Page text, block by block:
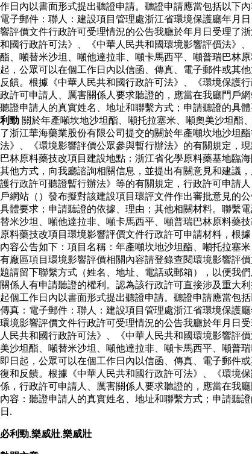
作日內以書面形式提出聽證申請。聽證申請應當包括以下
電子郵件：聯人：建設項目管理處浙江省環境保護廳年月
響評價文件行政許可受理情況的公告我廳於年月日受理了
和國行政許可法》、《中華人民共和國環境影響評價法》
酯、噸替米沙坦、噸他達拉非、噸卡馬西平、噸普瑞巴林
起，公眾可以在個工作日內以信函、傳真、電子郵件或其
反饋。根據《中華人民共和國行政許可法》、《環境保護
政許可申請人、厲害關係人要求聽證的，應當在我廳門戶
聽證申請人的真實姓名、地址和聯繫方式；申請聽證的具
利勁 關於年產噸坎地沙坦酯、噸托拉塞米、噸奧美沙坦酯
了浙江華海藥業股份有限公司提交的關於年產噸坎地沙坦
法》、《環境影響評價公眾參與暫行辦法》的有關規定，
巴林原料藥技改項目建設地點：浙江省化學原料藥基地臨
其他方式，向我廳諮詢相關信息，並提出有關意見和建議
護行政許可聽證暫行辦法》等的有關規定，行政許可申請
戶網站（）發布擬對該建設項目環評文件作出審批意見的
具體要求；申請聽證的依據、理由；其他相關材料。聯繫
替米沙坦、噸他達拉非、噸卡馬西平、噸普瑞巴林原料藥
原料藥技改項目環境影響評價文件行政許可申請材料，根
內容公告如下：項目名稱：年產噸坎地沙坦酯、噸托拉塞
有廠區項目環境影響評價相關內容請登錄查閱環境影響評
題請留下聯繫方式（姓名、地址、電話或郵箱），以便我
關係人有申請聽證的權利。認為該行政許可直接涉及重大
起個工作日內以書面形式提出聽證申請。聽證申請應當包
傳真：電子郵件：聯人：建設項目管理處浙江省環境保護
環境影響評價文件行政許可受理情況的公告我廳於年月日
人民共和國行政許可法》、《中華人民共和國環境影響評
美沙坦酯、噸替米沙坦、噸他達拉非、噸卡馬西平、噸普
即日起，公眾可以在個工作日內以信函、傳真、電子郵件
復和反饋。根據《中華人民共和國行政許可法》、《環境
係，行政許可申請人、厲害關係人要求聽證的，應當在我
內容：聽證申請人的真實姓名、地址和聯繫方式；申請聽
日.
必利勁,樂威壯,樂威壯